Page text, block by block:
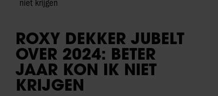
niet krijgen
ROXY DEKKER JUBELT
OVER 2024: BETER
JAAR KON IK NIET
KRIJGEN